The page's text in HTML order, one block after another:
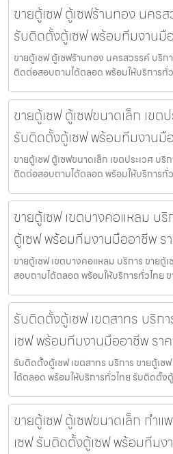
ขายตู้เซฟ ตู้เซฟร้านทอง นคร
รับติดตั้งตู้เซฟ พร้อมทีมงานมื
ขายตู้เซฟ ตู้เซฟร้านทอง นครสวรรค์ บริ
ติดต่อสอบถามได้ตลอด พร้อมให้บริการทั่
ขายตู้เซฟ ตู้เซฟขนาดเล็ก เขต
รับติดตั้งตู้เซฟ พร้อมทีมงานมื
ขายตู้เซฟ ตู้เซฟขนาดเล็ก เขตประเวศ บ
ติดต่อสอบถามได้ตลอด พร้อมให้บริการทั่
ขายตู้เซฟ เขตบางคอแหลม บ
ตู้เซฟ พร้อมทีมงานมืออาชีพ ร
ขายตู้เซฟ เขตบางคอแหลม บริการ ขาย
สอบถามได้ตลอด พร้อมให้บริการทั่วไทย
รับติดตั้งตู้เซฟ เขตสาทร บริก
เซฟ พร้อมทีมงานมืออาชีพ รา
รับติดตั้งตู้เซฟ เขตสาทร บริการ ขายตู้เ
ได้ตลอด พร้อมให้บริการทั่วไทย รับติดตั้งตู้
ขายตู้เซฟ ตู้เซฟขนาดเล็ก กำแ
เซฟ รับติดตั้งตู้เซฟ พร้อมทีมง